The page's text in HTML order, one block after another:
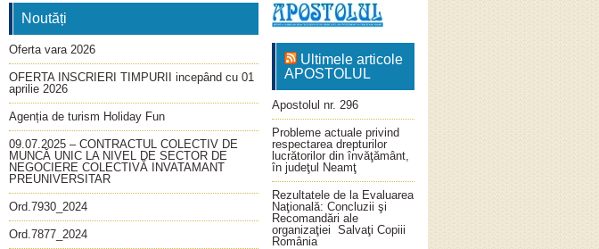
Noutăți
Oferta vara 2026
OFERTA INSCRIERI TIMPURII incepând cu 01
aprilie 2026
Agenția de turism Holiday Fun
09.07.2025 – CONTRACTUL COLECTIV DE
MUNCĂ UNIC LA NIVEL DE SECTOR DE
NEGOCIERE COLECTIVĂ INVATAMANT
PREUNIVERSITAR
Ord.7930_2024
Ord.7877_2024
Ultimele articole
APOSTOLUL
Apostolul nr. 296
Probleme actuale privind
respectarea drepturilor
lucrătorilor din învăţământ,
în judeţul Neamţ
Rezultatele de la Evaluarea
Naţională: Concluzii şi
Recomandări ale
organizaţiei Salvaţi Copiii
România